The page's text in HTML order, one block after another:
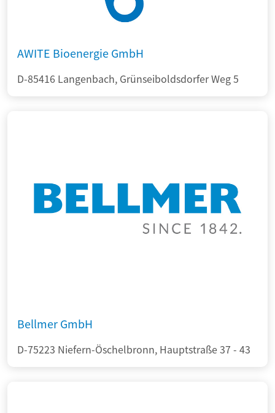
AWITE Bioenergie GmbH
D-85416 Langenbach, Grünseiboldsdorfer Weg 5
Bellmer GmbH
D-75223 Niefern-Öschelbronn, Hauptstraße 37 - 43